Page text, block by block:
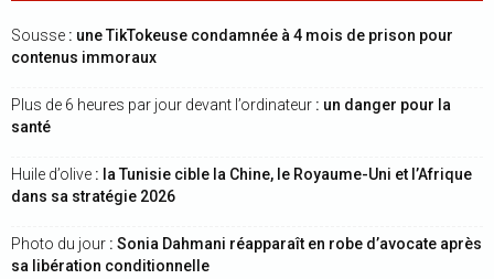
Sousse : une TikTokeuse condamnée à 4 mois de prison pour
contenus immoraux
Plus de 6 heures par jour devant l’ordinateur : un danger pour la
santé
Huile d’olive : la Tunisie cible la Chine, le Royaume-Uni et l’Afrique
dans sa stratégie 2026
Photo du jour : Sonia Dahmani réapparaît en robe d’avocate après
sa libération conditionnelle